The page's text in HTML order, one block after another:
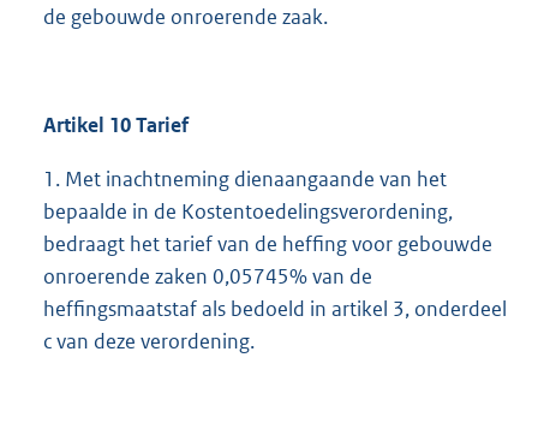
de gebouwde onroerende zaak.
Artikel 10 Tarief
1. Met inachtneming dienaangaande van het
bepaalde in de Kostentoedelingsverordening,
bedraagt het tarief van de heffing voor gebouwde
onroerende zaken 0,05745% van de
heffingsmaatstaf als bedoeld in artikel 3, onderdeel
c van deze verordening.